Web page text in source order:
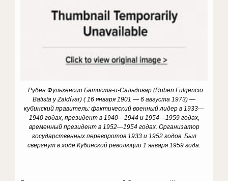
Рубен Фульхенсио Батиста-и-Сальдивар (Ruben Fulgencio
Batista y Zaldívar) ( 16 января 1901 — 6 августа 1973) —
кубинский правитель: фактический военный лидер в 1933—
1940 годах, президент в 1940—1944 и 1954—1959 годах,
временный президент в 1952—1954 годах. Организатор
государственных переворотов 1933 и 1952 годов. Был
свергнут в ходе Кубинской революции 1 января 1959 года.